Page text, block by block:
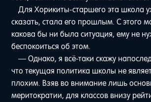
Для Хорикиты-старшего эта школа
сказать, стала его прошлым. С этого
какова бы ни была ситуация, ему не
беспокоиться об этом.
— Однако, я всё-таки скажу
что текущая политика школы не
плохим. Взяв во внимание лишь
меритократии, для классов внизу